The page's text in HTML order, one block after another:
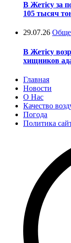
В Жетісу за
105 тысяч
29.07.26
В Жетісу
хищников
Главная
Новости
О Нас
Качество
Погода
Политика